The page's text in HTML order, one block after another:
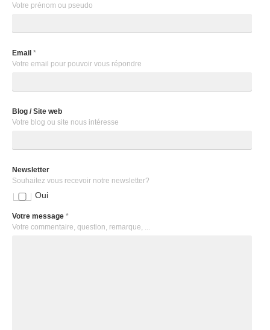
Votre prénom ou pseudo
Email *
Votre email pour pouvoir vous répondre
Blog / Site web
Votre blog ou site nous intéresse
Newsletter
Souhaitez vous recevoir notre newsletter?
Oui
Votre message *
Votre commentaire, question, remarque, ...